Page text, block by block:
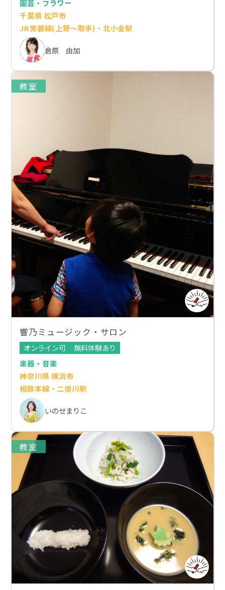
園芸・フラワー
千葉県 松戸市
JR常磐線(上野～取手)・北小金駅
倉原 由加
教室
響乃ミュージック・サロン
オンライン可
無料体験あり
楽器・音楽
神奈川県 横浜市
相鉄本線・二俣川駅
いのせまりこ
教室